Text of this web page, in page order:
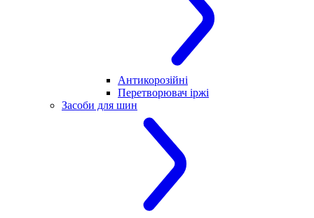
Антикорозійні
Перетворювач іржі
Засоби для шин